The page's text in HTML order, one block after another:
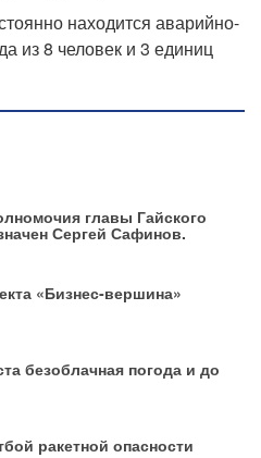
находится аварийно-
из 8 человек и 3 единиц
главы Гайского
Сергей Сафинов.
«Бизнес‑вершина»
безоблачная погода и до
ракетной опасности